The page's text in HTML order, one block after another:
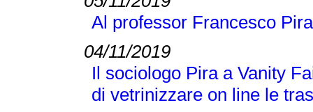
Al professor Francesco
04/11/2019
Il sociologo Pira a Vanity
di vetrinizzare on line le